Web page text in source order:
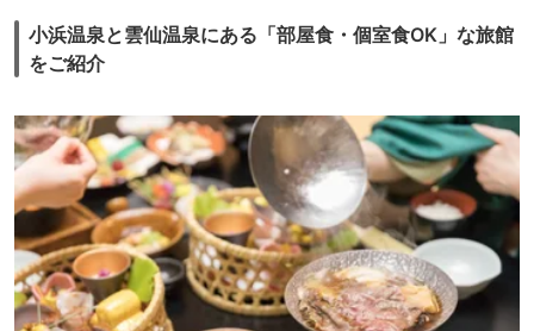
小浜温泉と雲仙温泉にある「部屋食・個室食OK」な旅館
をご紹介